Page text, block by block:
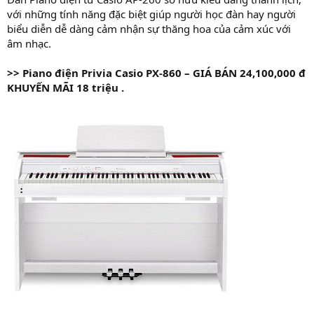
với những tính năng đặc biệt giúp người học đàn hay người
biểu diễn dễ dàng cảm nhận sự thăng hoa của cảm xúc với
âm nhạc.
>> Piano điện Privia Casio PX-860 – GIÁ BÁN 24,100,000 đ
KHUYẾN MÃI 18 triệu .